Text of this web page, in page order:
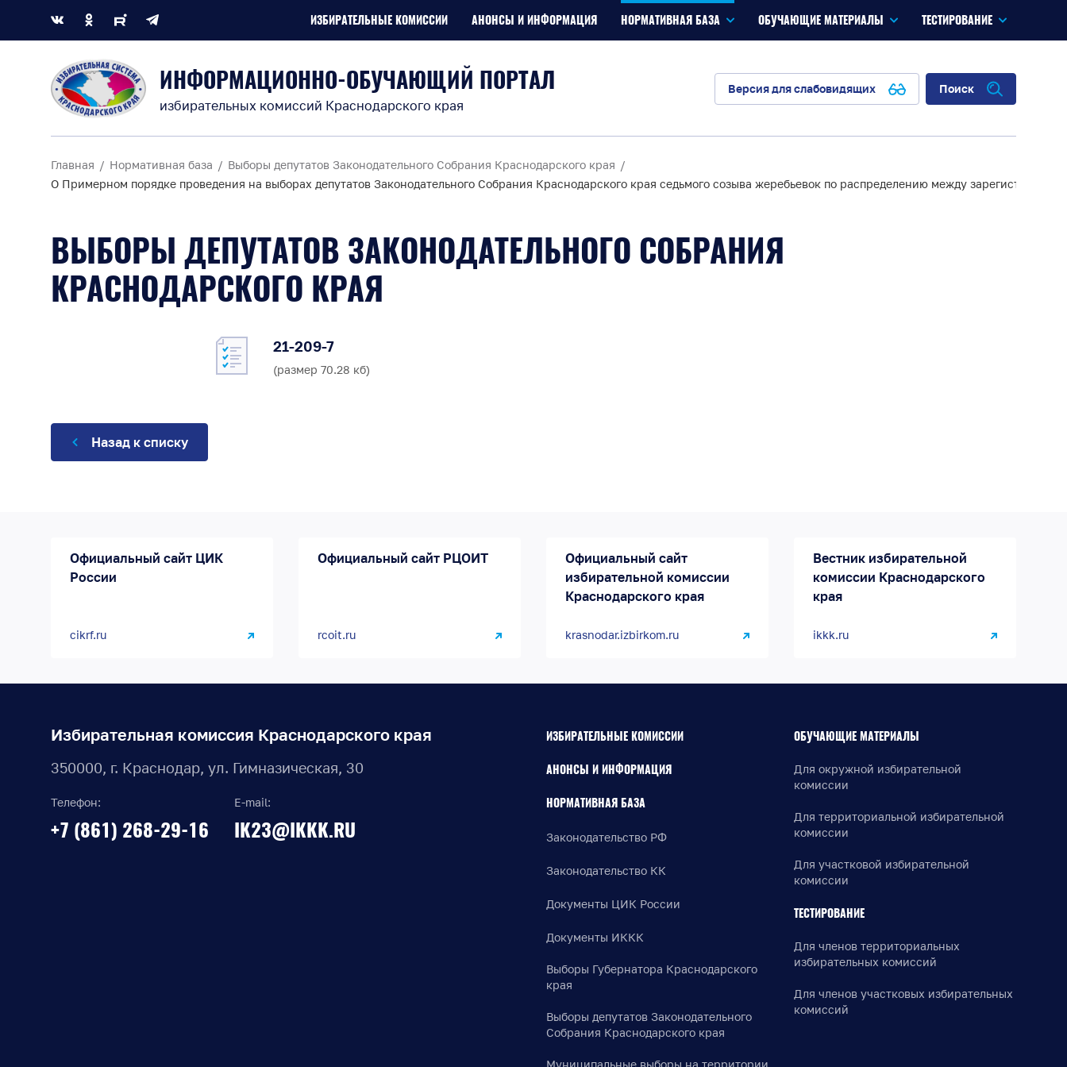
ИЗБИРАТЕЛЬНЫЕ КОМИССИИ АНОНСЫ И ИНФОРМАЦИЯ НОРМАТИВНАЯ БАЗА ОБУЧАЮЩИЕ МАТЕРИАЛЫ ТЕСТИРОВАНИЕ
ИНФОРМАЦИОННО-ОБУЧАЮЩИЙ ПОРТАЛ
избирательных комиссий Краснодарского края
Версия для слабовидящих Поиск
Главная Нормативная база
Выборы депутатов Законодательного Собрания Краснодарского края
О Примерном порядке проведения на выборах депутатов Законодательного Собрания Краснодарского края седьмого созыва жеребьевок по распределению между
ВЫБОРЫ ДЕПУТАТОВ ЗАКОНОДАТЕЛЬНОГО СОБРАНИЯ
КРАСНОДАРСКОГО КРАЯ
21-209-7
(размер 70.28 кб)
Назад к списку
Официальный сайт ЦИК
России
cikrf.ru
Официальный сайт РЦОИТ
rcoit.ru
Официальный сайт
избирательной комиссии
Краснодарского края
krasnodar.izbirkom.ru
Вестник избирательной
комиссии Краснодарского
края
ikkk.ru
Избирательная комиссия Краснодарского края
350000, г. Краснодар, ул. Гимназическая, 30
Телефон:
+7 (861) 268-29-16
E-mail:
IK23@IKKK.RU
ИЗБИРАТЕЛЬНЫЕ КОМИССИИ
АНОНСЫ И ИНФОРМАЦИЯ
НОРМАТИВНАЯ БАЗА
Законодательство РФ
Законодательство КК
Документы ЦИК России
Документы ИККК
Выборы Губернатора Краснодарского
края
Выборы депутатов Законодательного
Собрания Краснодарского края
Муниципальные выборы на территории
ОБУЧАЮЩИЕ МАТЕРИАЛЫ
Для окружной избирательной
комиссии
Для территориальной избирательной
комиссии
Для участковой избирательной
комиссии
ТЕСТИРОВАНИЕ
Для членов территориальных
избирательных комиссий
Для членов участковых избирательных
комиссий